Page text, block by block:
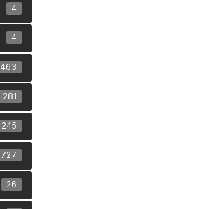
4
4
463
281
245
727
26